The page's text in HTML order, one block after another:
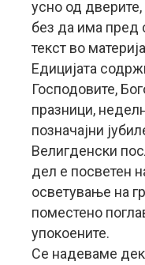
усно од
без да има пред
текст во
Едицијата
Господовите,
празници,
позначајни
Велигденски
дел е посветен
осветување на
поместено
упокоените.
Се надеваме